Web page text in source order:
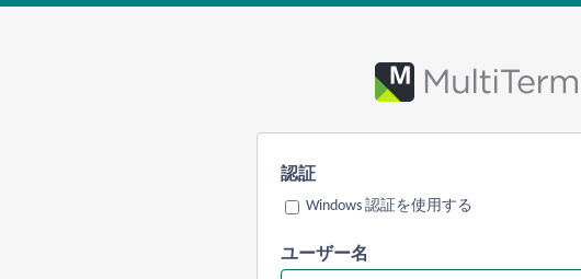
認証
Windows 認証を使用する
ユーザー名